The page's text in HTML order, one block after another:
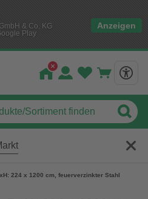
& Co. KG
Play
Anzeigen
224 x 1200 cm, feuerverzinkter Stahl